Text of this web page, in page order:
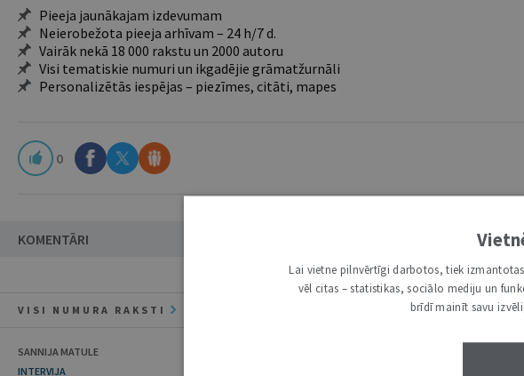
Pieeja jaunākajam izdevumam
Neierobežota pieeja arhīvam – 24 h/7 d.
Vairāk nekā 18 000 rakstu un 2000 autoru
Visi tematiskie numuri un ikgadējie grāmatžurnāli
Personalizētās iespējas – piezīmes, citāti, mapes
0
KOMENTĀRI
VISI NUMURA RAKSTI
SANNIJA MATULE
INTERVIJA
Lai vietne pilnvērtīgi darbotos, tiek
vēl citas – statistikas, sociālo mediju un
brīdī mainīt savu